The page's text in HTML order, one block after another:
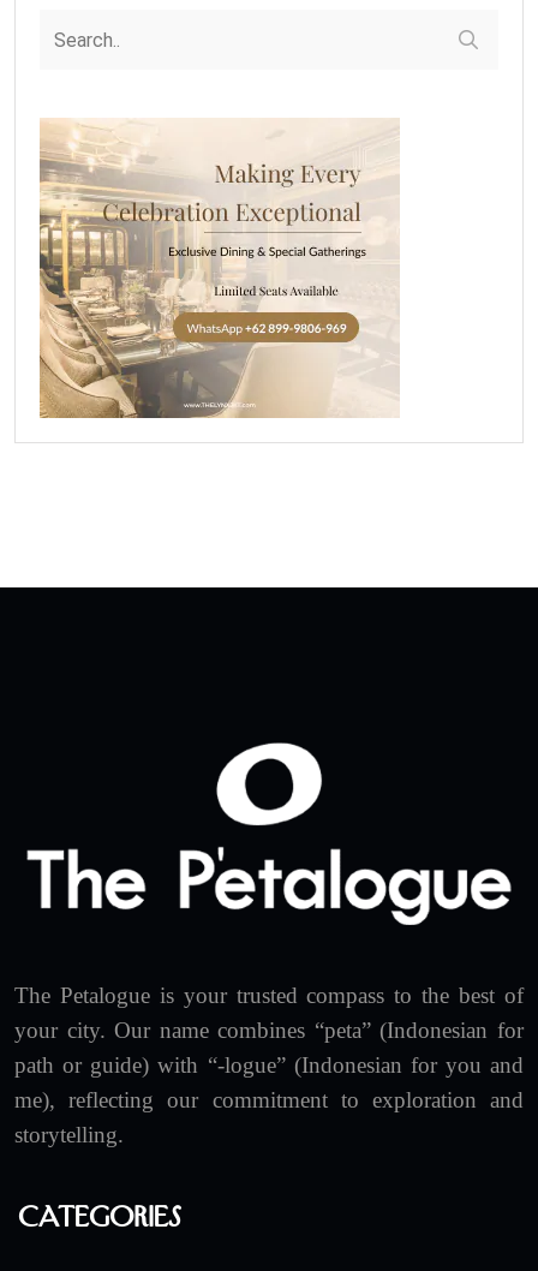
The Petalogue is your trusted compass to the best of
your city. Our name combines “peta” (Indonesian for
path or guide) with “-logue” (Indonesian for you and
me), reflecting our commitment to exploration and
storytelling.
Categories